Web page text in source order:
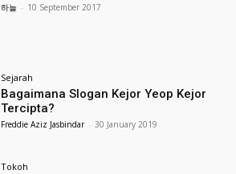
하늘 - 10 September 2017
Sejarah
Bagaimana Slogan Kejor Yeop Kejor
Tercipta?
Freddie Aziz Jasbindar - 30 January 2019
Tokoh